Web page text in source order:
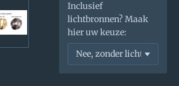
Inclusief
lichtbronnen? Maak
hier uw keuze: